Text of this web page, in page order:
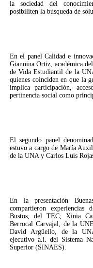
la sociedad del
posibiliten la búsqueda de
En el panel Calidad e
Giannina Ortiz, académica
de Vida Estudiantil de la
quienes coinciden en que la
implica participación,
pertinencia social como
El segundo panel
estuvo a cargo de María
de la UNA y Carlos Luis
En la presentación
compartieron experiencias
Bustos, del TEC; Xinia
Berrocal Carvajal, de la
David Argüello, de la
ejecutivo a.i. del Sistema
Superior (SINAES).